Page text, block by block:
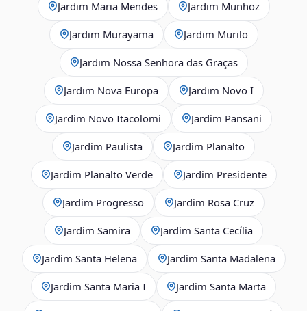
Jardim Maria Mendes Jardim Munhoz
Jardim Murayama Jardim Murilo
Jardim Nossa Senhora das Graças
Jardim Nova Europa Jardim Novo I
Jardim Novo Itacolomi Jardim Pansani
Jardim Paulista Jardim Planalto
Jardim Planalto Verde Jardim Presidente
Jardim Progresso Jardim Rosa Cruz
Jardim Samira Jardim Santa Cecília
Jardim Santa Helena Jardim Santa Madalena
Jardim Santa Maria I Jardim Santa Marta